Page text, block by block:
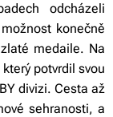
odcházeli
konečně
medaile. Na
potvrdil svou
divizi. Cesta až
sehranosti, a